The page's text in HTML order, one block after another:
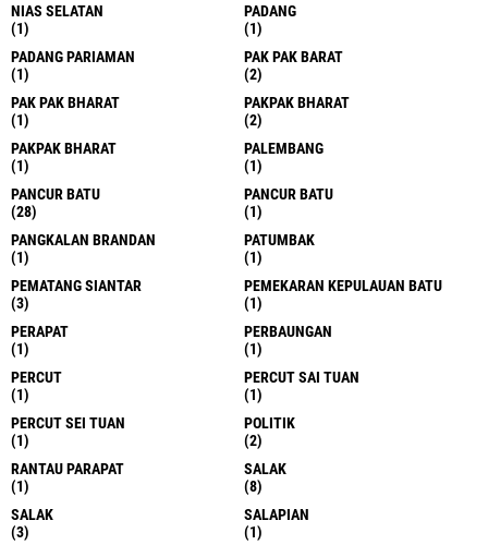
NIAS SELATAN
(1)
PADANG
(1)
PADANG PARIAMAN
(1)
PAK PAK BARAT
(2)
PAK PAK BHARAT
(1)
PAKPAK BHARAT
(2)
PAKPAK BHARAT
(1)
PALEMBANG
(1)
PANCUR BATU
(28)
PANCUR BATU
(1)
PANGKALAN BRANDAN
(1)
PATUMBAK
(1)
PEMATANG SIANTAR
(3)
PEMEKARAN KEPULAUAN BATU
(1)
PERAPAT
(1)
PERBAUNGAN
(1)
PERCUT
(1)
PERCUT SAI TUAN
(1)
PERCUT SEI TUAN
(1)
POLITIK
(2)
RANTAU PARAPAT
(1)
SALAK
(8)
SALAK
(3)
SALAPIAN
(1)